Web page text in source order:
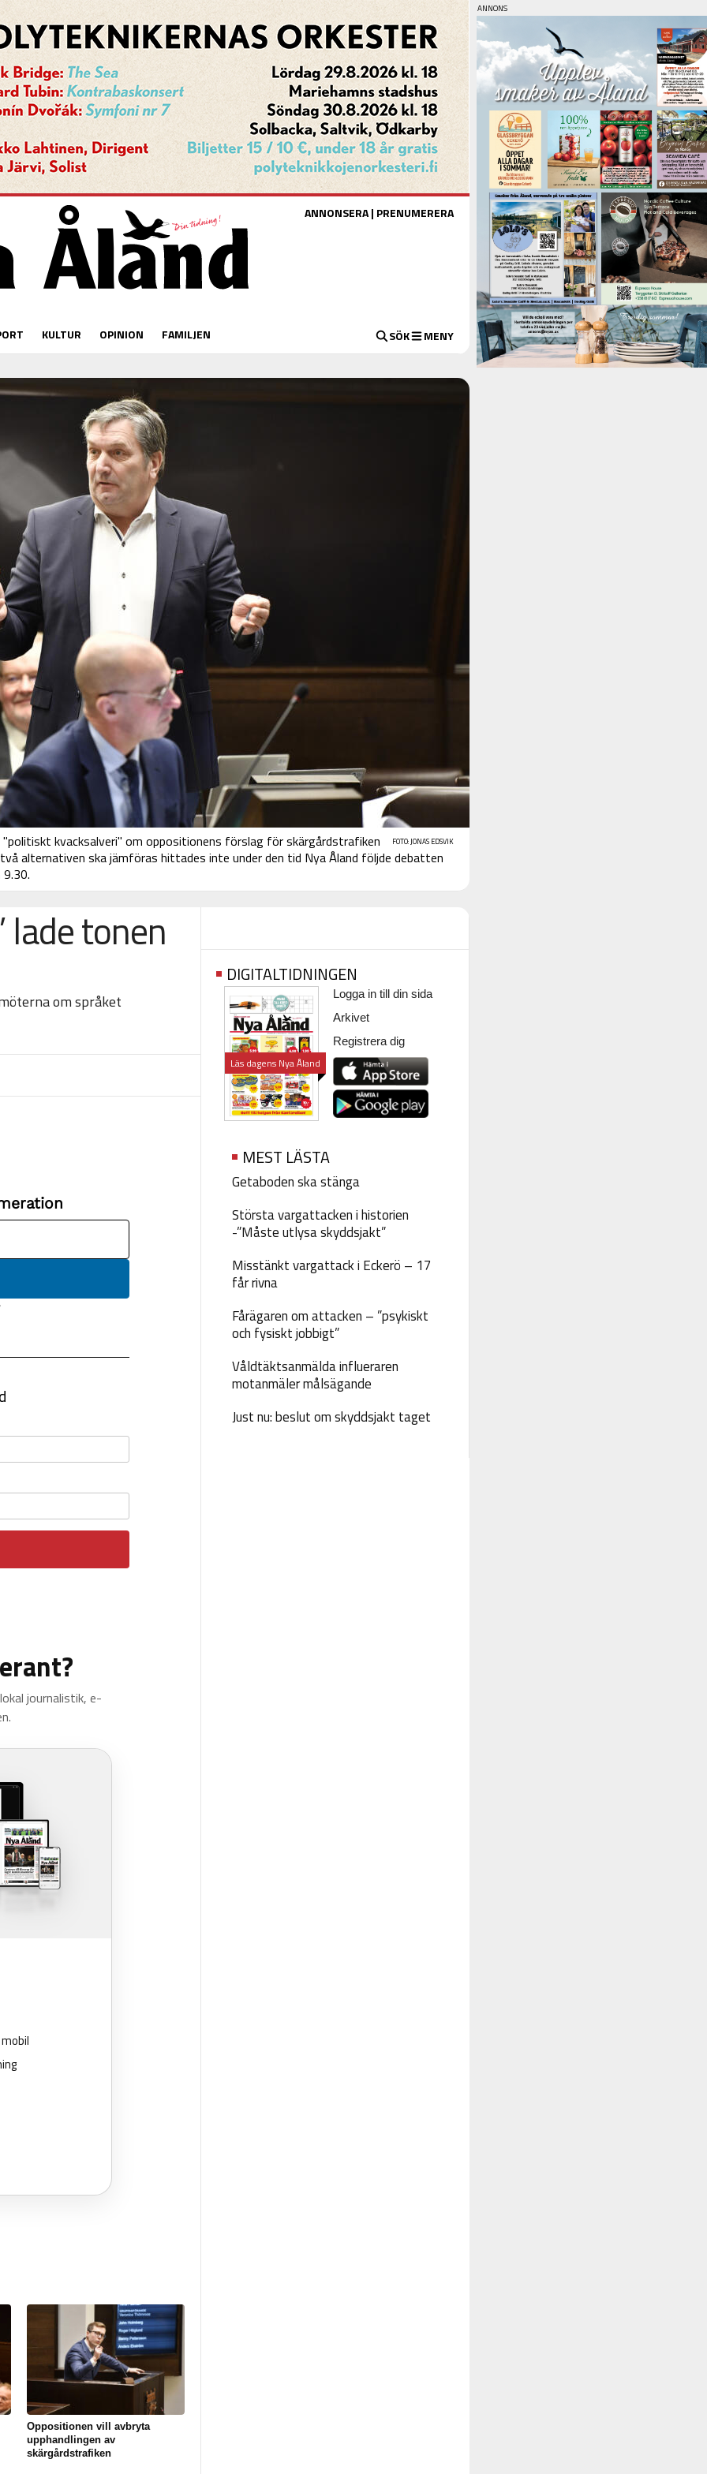
ANNONSERA| PRENUMERERA
KULTUR OPINION FAMILJEN SÖK MENY
FOTO: JONAS EDSVIK
kvacksalveri" om oppositionens förslag för skärgårdstrafiken
alternativen ska jämföras hittades inte under den tid Nya Åland följde debatten
lade tonen
om språket
Oppositionen vill avbryta
upphandlingen av
skärgårdstrafiken
DIGITALTIDNINGEN
Läs dagens Nya Åland
Logga in till din sida
Arkivet
Registrera dig
MEST LÄSTA
Getaboden ska stänga
Största vargattacken i historien
-”Måste utlysa skyddsjakt”
Misstänkt vargattack i Eckerö – 17
får rivna
Fårägaren om attacken – ”psykiskt
och fysiskt jobbigt”
Våldtäktsanmälda influeraren
motanmäler målsägande
Just nu: beslut om skyddsjakt taget